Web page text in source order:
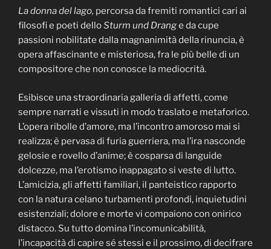
La donna del lago, percorsa da fremiti romantici cari ai
filosofi e poeti delloSturm und Drange da cupe
passioni nobilitate dalla magnanimità della rinuncia, è
opera affascinante e misteriosa, fra le più belle di un
compositore che non conosce la mediocrità.
Esibisce una straordinaria galleria di affetti, come
sempre narrati e vissuti in modo traslato e metaforico.
L’opera ribolle d’amore, ma l’incontro amoroso mai si
realizza; è pervasa di furia guerriera, ma l’ira nasconde
gelosie e rovello d’anime; è cosparsa di languide
dolcezze, ma l’erotismo inappagato si veste di lutto.
L’amicizia, gli affetti familiari, il panteistico rapporto
con la natura celano turbamenti profondi, inquietudini
esistenziali; dolore e morte vi compaiono con onirico
distacco. Su tutto domina l’incomunicabilità,
l’incapacità di capire sé stessi e il prossimo, di decifrare